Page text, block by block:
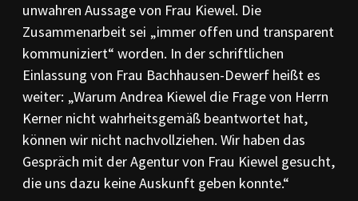
unwahren Aussage von Frau Kiewel. Die
Zusammenarbeit sei „immer offen und transparent
kommuniziert“ worden. In der schriftlichen
Einlassung von Frau Bachhausen-Dewerf heißt es
weiter: „Warum Andrea Kiewel die Frage von Herrn
Kerner nicht wahrheitsgemäß beantwortet hat,
können wir nicht nachvollziehen. Wir haben das
Gespräch mit der Agentur von Frau Kiewel gesucht,
die uns dazu keine Auskunft geben konnte.“